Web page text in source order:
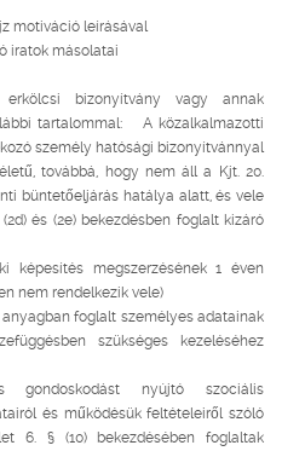
motiváció leírásával
iratok másolatai
bizonyítvány vagy annak
tartalommal: A közalkalmazotti
személy hatósági bizonyítvánnyal
továbbá, hogy nem áll a Kjt. 20.
büntetőeljárás hatálya alatt, és vele
és (2e) bekezdésben foglalt kizáró
képesítés megszerzésének 1 éven
nem rendelkezik vele)
foglalt személyes adatainak
szükséges kezeléséhez
gondoskodást nyújtó szociális
és működésük feltételeiről szóló
6. § (10) bekezdésében foglaltak